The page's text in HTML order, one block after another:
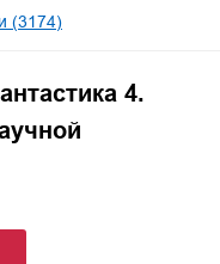
(3174)
4.